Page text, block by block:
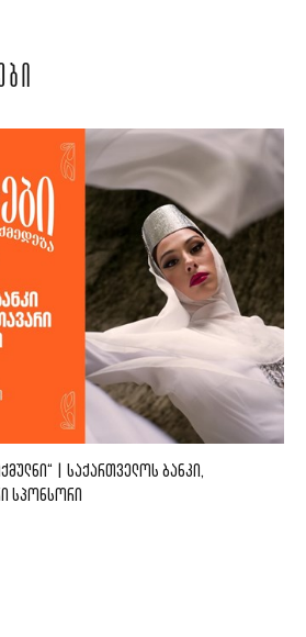
| ᲡᲐᲥᲐᲠᲗᲕᲔᲚᲝᲡ ᲑᲐᲜᲙᲘ,
ᲡᲞᲝᲜᲡᲝᲠᲘ